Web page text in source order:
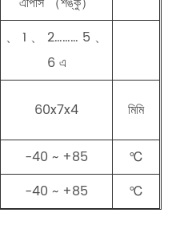
、 1 、 2……… 5 、
6 এ
60x7x4 মিমি
-40 ~ +85
℃
-40 ~ +85 ℃